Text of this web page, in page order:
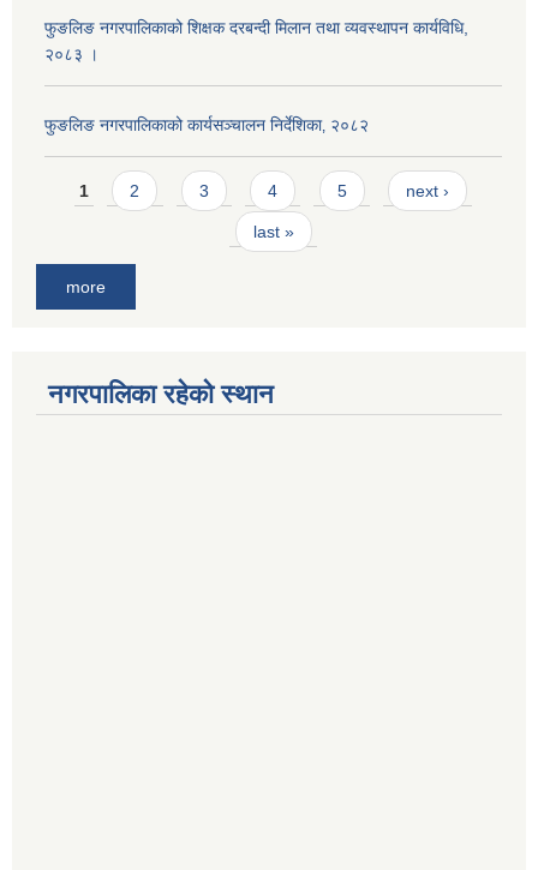
फुङलिङ नगरपालिकाको शिक्षक दरबन्दी मिलान तथा व्यवस्थापन कार्यविधि,
२०८३ ।
फुङलिङ नगरपालिकाको कार्यसञ्चालन निर्देशिका‚ २०८२
Pages
1 2 3 4 5 next ›
last »
more
नगरपालिका रहेको स्थान